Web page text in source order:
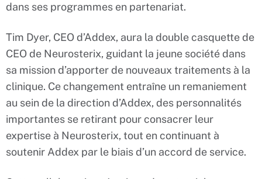
dans ses programmes en partenariat.
Tim Dyer, CEO d’Addex, aura la double casquette de
CEO de Neurosterix, guidant la jeune société dans
sa mission d’apporter de nouveaux traitements à la
clinique. Ce changement entraîne un remaniement
au sein de la direction d’Addex, des personnalités
importantes se retirant pour consacrer leur
expertise à Neurosterix, tout en continuant à
soutenir Addex par le biais d’un accord de service.